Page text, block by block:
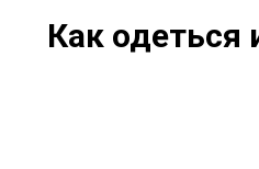
Как одеться